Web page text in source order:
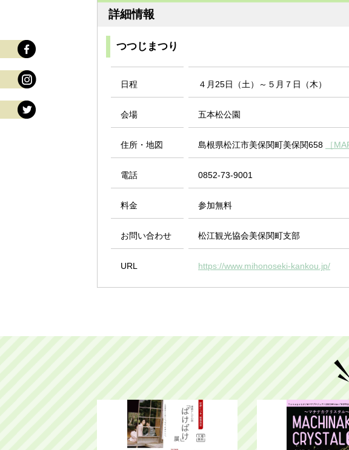
詳細情報
つつじまつり
日程 ４月25日（土）～５月７日（木）
会場 五本松公園
住所・地図 島根県松江市美保関町美保関658 ［
電話 0852-73-9001
料金 参加無料
お問い合わせ 松江観光協会美保関町支部
URL https://www.mihonoseki-kankou.jp/